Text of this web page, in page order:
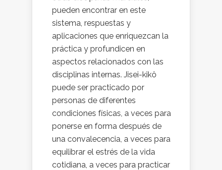
pueden encontrar en este
sistema, respuestas y
aplicaciones que enriquezcan la
práctica y profundicen en
aspectos relacionados con las
disciplinas internas. Jisei-kikô
puede ser practicado por
personas de diferentes
condiciones físicas, a veces para
ponerse en forma después de
una convalecencia, a veces para
equilibrar el estrés de la vida
cotidiana, a veces para practicar